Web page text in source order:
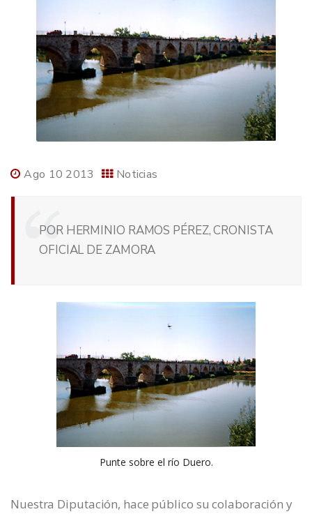
Ago 10 2013 Noticias
POR HERMINIO RAMOS PÉREZ, CRONISTA
OFICIAL DE ZAMORA
Punte sobre el río Duero.
Nuestra Diputación, hace público su colaboración y